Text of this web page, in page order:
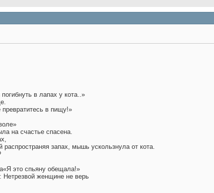
в лапах у кота..»
в пищу!»
на счастье спасена.
распространяя запах, мышь ускользнула от кота.
это спьяну обещала!»
Нетрезвой женщине не верь